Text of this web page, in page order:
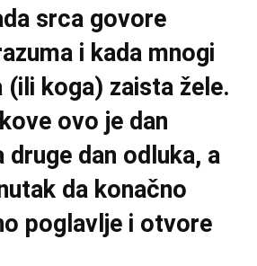
srca govore
i kada mnogi
(ili koga) zaista žele.
ovo je dan
druge dan odluka, a
da konačno
poglavlje i otvore